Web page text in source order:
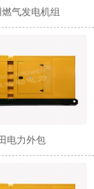
气发电机组
电力外包